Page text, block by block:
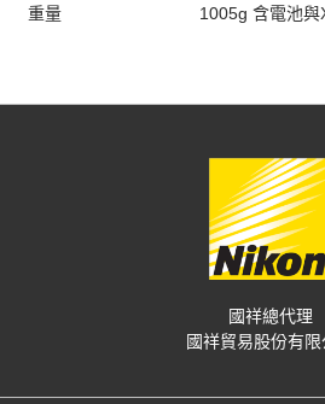
重量 1005g 含電池與
國祥總代理
國祥貿易股份有限